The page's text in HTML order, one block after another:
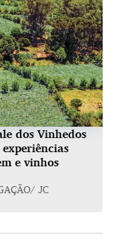
dos Vinhedos
e vinhos
JC